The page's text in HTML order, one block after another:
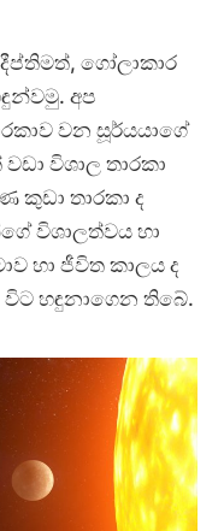
ගෝලාකාර
අප
වන සූර්යයාගේ
විශාල තාරකා
තාරකා ද
විශාලත්වය හා
හා ජීවිත කාලය ද
හඳුනාගෙන තිබේ.